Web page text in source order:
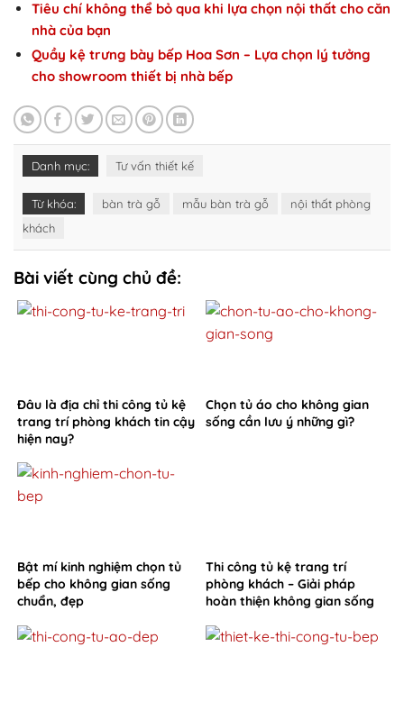
Tiêu chí không thể bỏ qua khi lựa chọn nội thất cho căn
nhà của bạn
Quầy kệ trưng bày bếp Hoa Sơn – Lựa chọn lý tưởng
cho showroom thiết bị nhà bếp
Danh mục: Tư vấn thiết kế
Từ khóa: bàn trà gỗ mẫu bàn trà gỗ
nội thất phòng
khách
Bài viết cùng chủ đề:
Đâu là địa chỉ thi công tủ kệ
trang trí phòng khách tin cậy
hiện nay?
Chọn tủ áo cho không gian
sống cần lưu ý những gì?
Bật mí kinh nghiệm chọn tủ
bếp cho không gian sống
chuẩn, đẹp
Thi công tủ kệ trang trí
phòng khách – Giải pháp
hoàn thiện không gian sống